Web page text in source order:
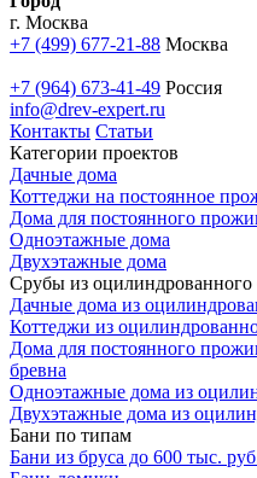
г. Москва
+7 (499) 677-21-88 Москва
+7 (964) 673-41-49 Россия
info@drev-expert.ru
Контакты Статьи
Категории проектов
Дачные дома
Коттеджи на постоянное
Дома для постоянного
Одноэтажные дома
Двухэтажные дома
Срубы из оцилиндрованного
Дачные дома из
Коттеджи из
Дома для постоянного
бревна
Одноэтажные дома из
Двухэтажные дома из
Бани по типам
Бани из бруса до 600 тыс.